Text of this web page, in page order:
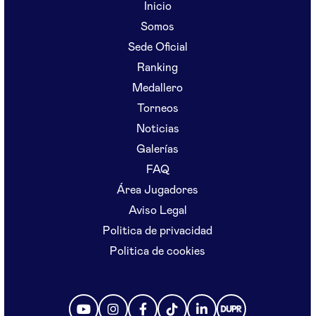
Inicio
Somos
Sede Oficial
Ranking
Medallero
Torneos
Noticias
Galerías
FAQ
Área Jugadores
Aviso Legal
Politica de privacidad
Politica de cookies